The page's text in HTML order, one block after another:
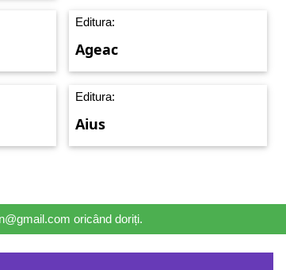
Editura:
Ageac
Editura:
Aius
oricând doriți.